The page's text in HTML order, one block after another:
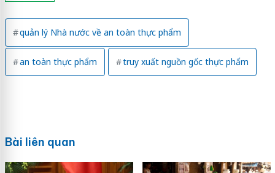
quản lý Nhà nước về an toàn thực phẩm
an toàn thực phẩm truy xuất nguồn gốc thực phẩm
Bài liên quan